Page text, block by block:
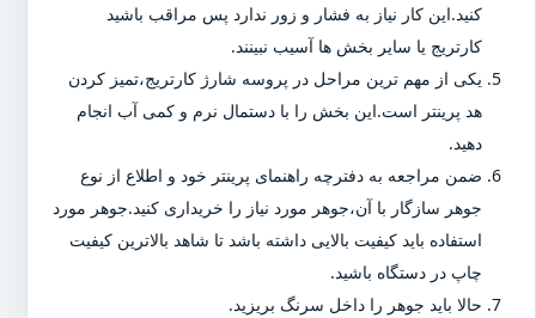
کنید.این کار نیاز به فشار و زور ندارد پس مراقب باشید
کارتریج یا سایر بخش ها آسیب نبینند.
یکی از مهم ترین مراحل در پروسه شارژ کارتریج،تمیز کردن
هد پرینتر است.این بخش را با دستمال نرم و کمی آب انجام
دهید.
ضمن مراجعه به دفترچه راهنمای پرینتر خود و اطلاع از نوع
جوهر سازگار با آن،جوهر مورد نیاز را خریداری کنید.جوهر مورد
استفاده باید کیفیت بالایی داشته باشد تا شاهد بالاترین کیفیت
چاپ در دستگاه باشید.
حالا باید جوهر را داخل سرنگ بریزید.